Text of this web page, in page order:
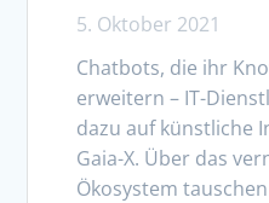
5. Oktober 2021
Chatbots, die ihr
erweitern – IT-
dazu auf künstliche
Gaia-X. Über das
Ökosystem